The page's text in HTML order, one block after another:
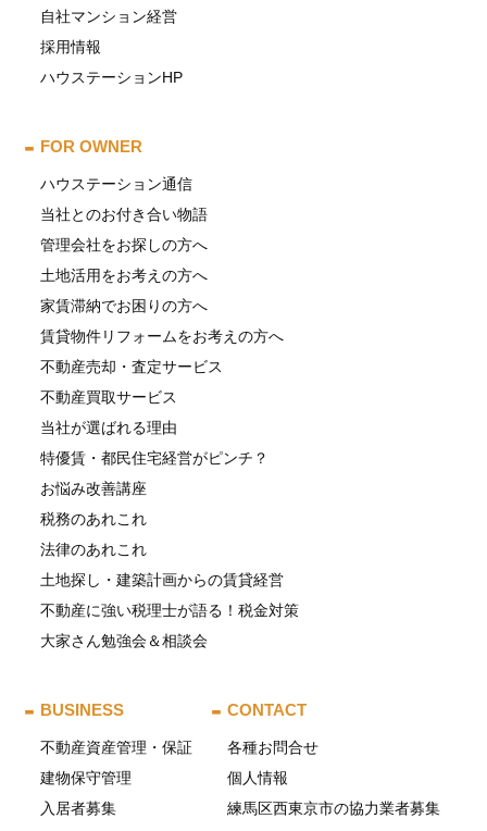
自社マンション経営
採用情報
ハウステーションHP
FOR OWNER
ハウステーション通信
当社とのお付き合い物語
管理会社をお探しの方へ
土地活用をお考えの方へ
家賃滞納でお困りの方へ
賃貸物件リフォームをお考えの方へ
不動産売却・査定サービス
不動産買取サービス
当社が選ばれる理由
特優賃・都民住宅経営がピンチ？
お悩み改善講座
税務のあれこれ
法律のあれこれ
土地探し・建築計画からの賃貸経営
不動産に強い税理士が語る！税金対策
大家さん勉強会＆相談会
BUSINESS
不動産資産管理・保証
建物保守管理
入居者募集
CONTACT
各種お問合せ
個人情報
練馬区西東京市の協力業者募集